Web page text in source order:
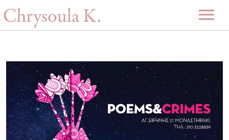
Βιογραφία
Μουσική
Projects
Δισκογραφία
Videos
Gallery